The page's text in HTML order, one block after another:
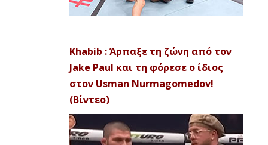
Khabib : Άρπαξε τη ζώνη από τον
Jake Paul και τη φόρεσε ο ίδιος
στον Usman Nurmagomedov!
(Βίντεο)